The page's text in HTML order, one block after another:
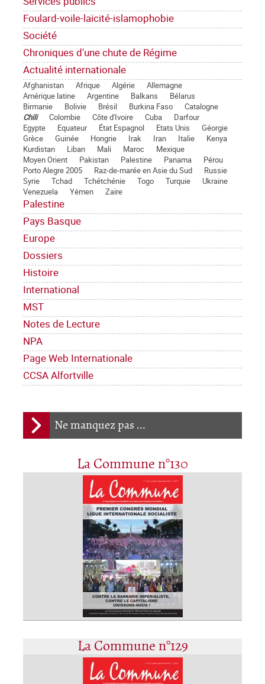
Foulard-voile-laïcité-islamophobie
Société
Chroniques d'une chute de Régime
Actualité internationale
Afghanistan Afrique Algérie
Allemagne
Amérique latine
Argentine Balkans
Bélarus
Birmanie
Bolivie Brésil Burkina Faso
Catalogne
Chili
Colombie Côte d'Ivoire Cuba
Darfour
Egypte
Equateur État Espagnol Etats Unis
Géorgie
Grèce
Guinée Hongrie Irak Iran Italie
Kenya
Kurdistan
Liban Mali Maroc
Mexique
Moyen Orient
Pakistan Palestine Panama
Pérou
Porto Alegre 2005
Raz-de-marée en Asie du Sud
Russie
Syrie
Tchad Tchétchénie Togo Turquie
Ukraine
Venezuela
Yémen Zaïre
Palestine
Pays Basque
Europe
Dossiers
Histoire
International
MST
Notes de Lecture
NPA
Page Web Internationale
CCSA Alfortville
Ne manquez pas ...
La Commune n°130
La Commune n°129